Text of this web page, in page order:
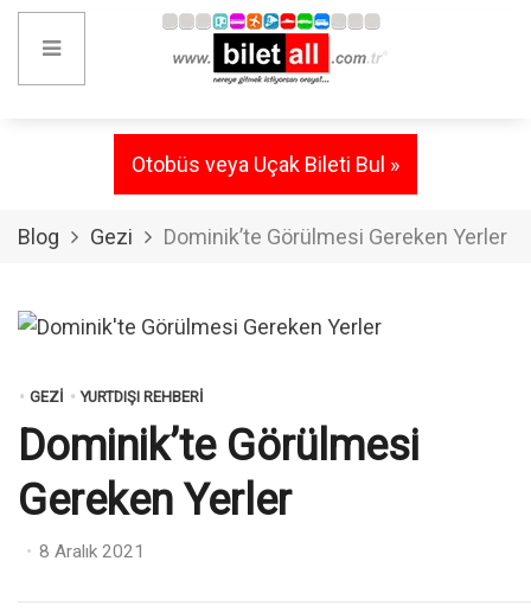
Otobüs veya Uçak Bileti Bul »
Blog Gezi Dominik’te Görülmesi Gereken Yerler
GEZI YURTDIŞI REHBERI
Dominik’te Görülmesi
Gereken Yerler
Posted
8 Aralık 2021